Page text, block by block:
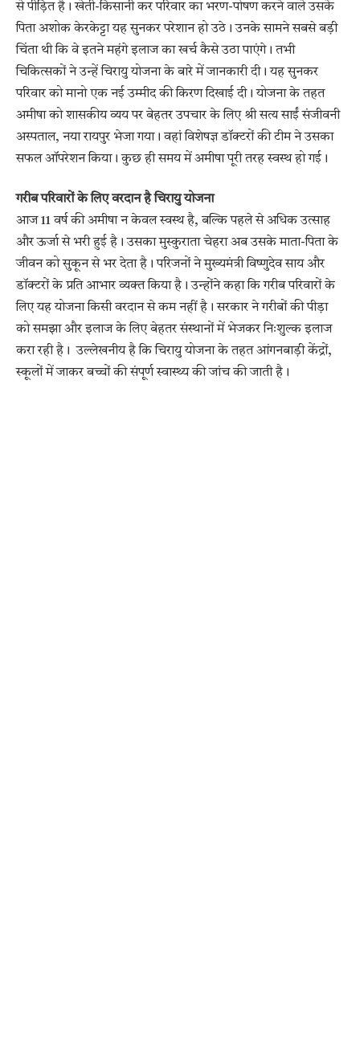
से पीड़ित है। खेती-किसानी कर परिवार का भरण-पोषण करने वाले उसके
पिता अशोक केरकेट्टा यह सुनकर परेशान हो उठे। उनके सामने सबसे बड़ी
चिंता थी कि वे इतने महंगे इलाज का खर्च कैसे उठा पाएंगे। तभी
चिकित्सकों ने उन्हें चिरायु योजना के बारे में जानकारी दी। यह सुनकर
परिवार को मानो एक नई उम्मीद की किरण दिखाई दी। योजना के तहत
अमीषा को शासकीय व्यय पर बेहतर उपचार के लिए श्री सत्य साईं संजीवनी
अस्पताल, नया रायपुर भेजा गया। वहां विशेषज्ञ डॉक्टरों की टीम ने उसका
सफल ऑपरेशन किया। कुछ ही समय में अमीषा पूरी तरह स्वस्थ हो गई।
गरीब परिवारों के लिए वरदान है चिरायु योजना
आज 11 वर्ष की अमीषा न केवल स्वस्थ है, बल्कि पहले से अधिक उत्साह
और ऊर्जा से भरी हुई है। उसका मुस्कुराता चेहरा अब उसके माता-पिता के
जीवन को सुकून से भर देता है। परिजनों ने मुख्यमंत्री विष्णुदेव साय और
डॉक्टरों के प्रति आभार व्यक्त किया है। उन्होंने कहा कि गरीब परिवारों के
लिए यह योजना किसी वरदान से कम नहीं है। सरकार ने गरीबों की पीड़ा
को समझा और इलाज के लिए बेहतर संस्थानों में भेजकर निःशुल्क इलाज
करा रही है। उल्लेखनीय है कि चिरायु योजना के तहत आंगनबाड़ी केंद्रों,
स्कूलों में जाकर बच्चों की संपूर्ण स्वास्थ्य की जांच की जाती है।